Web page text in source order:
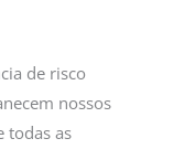
de risco
nossos
todas as